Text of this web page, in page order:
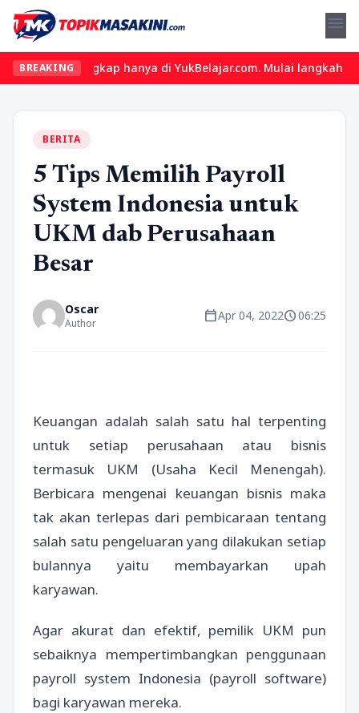
menu
BREAKING
hanya di YukBelajar.com. Mulai langkah suksesmu
BERITA
5 Tips Memilih Payroll
System Indonesia untuk
UKM dab Perusahaan
Besar
Oscar
Author calendar_todayApr 04, 2022schedule06:25
Keuangan adalah salah satu hal terpenting
untuk setiap perusahaan atau bisnis
termasuk UKM (Usaha Kecil Menengah).
Berbicara mengenai keuangan bisnis maka
tak akan terlepas dari pembicaraan tentang
salah satu pengeluaran yang dilakukan setiap
bulannya yaitu membayarkan upah
karyawan.
Agar akurat dan efektif, pemilik UKM pun
sebaiknya mempertimbangkan penggunaan
payroll system Indonesia (payroll software)
bagi karyawan mereka.